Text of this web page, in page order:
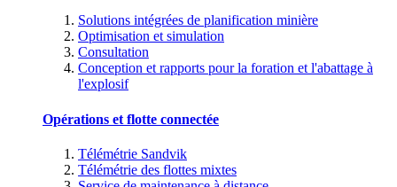
Solutions intégrées de planification minière
Optimisation et simulation
Consultation
Conception et rapports pour la foration et l'abattage à
l'explosif
Opérations et flotte connectée
Télémétrie Sandvik
Télémétrie des flottes mixtes